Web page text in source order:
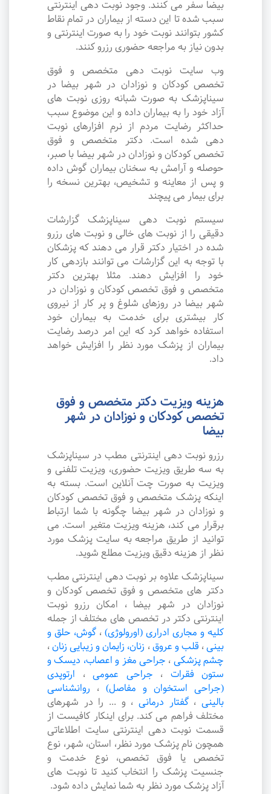
بیضا سفر می کنند. وجود نوبت دهی اینترنتی
سبب شده تا این دسته از بیماران در تمام نقاط
کشور بتوانند نوبت خود را به صورت اینترنتی و
بدون نیاز به مراجعه حضوری رزرو کنند.
وب سایت نوبت دهی متخصص و فوق
تخصص کودکان و نوزادان در شهر بیضا در
سیناپزشک به صورت شبانه روزی نوبت های
آزاد خود را به بیماران داده و این موضوع سبب
حداکثر رضایت مردم از نرم افزارهای نوبت
دهی شده است. دکتر متخصص و فوق
تخصص کودکان و نوزادان در شهر بیضا با صبر،
حوصله و آرامش به سخنان بیماران گوش داده
و پس از معاینه و تشخیص، بهترین نسخه را
برای بیمار می پیچند
سیستم نوبت دهی سیناپزشک گزارشات
دقیقی را از نوبت های خالی و نوبت های رزرو
شده در اختیار دکتر قرار می دهند که پزشکان
با توجه به این گزارشات می توانند بازدهی کار
خود را افزایش دهند. مثلا بهترین دکتر
متخصص و فوق تخصص کودکان و نوزادان در
شهر بیضا در روزهای شلوغ و پر کار از نیروی
کار بیشتری برای خدمت به بیماران خود
استفاده خواهد کرد که این امر درصد رضایت
بیماران از پزشک مورد نظر را افزایش خواهد
داد.
هزینه ویزیت دکتر متخصص و فوق
تخصص کودکان و نوزادان در شهر
بیضا
رزرو نوبت دهی اینترنتی مطب در سیناپزشک
به سه طریق ویزیت حضوری، ویزیت تلفنی و
ویزیت به صورت چت آنلاین است. بسته به
اینکه پزشک متخصص و فوق تخصص کودکان
و نوزادان در شهر بیضا چگونه با شما ارتباط
برقرار می کند، هزینه ویزیت متغیر است. می
توانید از طریق مراجعه به سایت پزشک مورد
نظر از هزینه دقیق ویزیت مطلع شوید.
سیناپزشک علاوه بر نوبت دهی اینترنتی مطب
دکتر های متخصص و فوق تخصص کودکان و
نوزادان در شهر بیضا ، امکان رزرو نوبت
اینترنتی دکتر در تخصص های مختلف از جمله
کلیه و مجاری ادراری (اورولوژی) ، گوش، حلق و
بینی، قلب و عروق، زنان، زایمان و زیبایی زنان،
چشم پزشکی ، جراحی مغز و اعصاب، دیسک و
ستون فقرات ، جراحی عمومی ، ارتوپدی
(جراحی استخوان و مفاصل) ، روانشناسی
بالینی ،گفتار درمانی ، و ... را در شهرهای
مختلف فراهم می کند. برای اینکار کافیست از
قسمت نوبت دهی اینترنتی سایت اطلاعاتی
همچون نام پزشک مورد نظر، استان، شهر، نوع
تخصص یا فوق تخصص، نوع خدمت و
جنسیت پزشک را انتخاب کنید تا نوبت های
آزاد پزشک مورد نظر به شما نمایش داده شود.